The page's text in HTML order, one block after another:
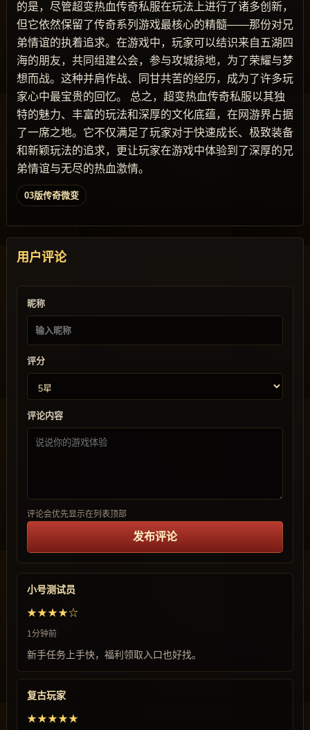
的是，尽管超变热血传奇私服在玩法上进行了诸多创新，
但它依然保留了传奇系列游戏最核心的精髓——那份对兄
弟情谊的执着追求。在游戏中，玩家可以结识来自五湖四
海的朋友，共同组建公会，参与攻城掠地，为了荣耀与梦
想而战。这种并肩作战、同甘共苦的经历，成为了许多玩
家心中最宝贵的回忆。 总之，超变热血传奇私服以其独
特的魅力、丰富的玩法和深厚的文化底蕴，在网游界占据
了一席之地。它不仅满足了玩家对于快速成长、极致装备
和新颖玩法的追求，更让玩家在游戏中体验到了深厚的兄
弟情谊与无尽的热血激情。
03版传奇微变
用户评论
昵称
评分
评论内容
评论会优先显示在列表顶部
发布评论
小号测试员
★★★★☆
1分钟前
新手任务上手快，福利领取入口也好找。
复古玩家
★★★★★